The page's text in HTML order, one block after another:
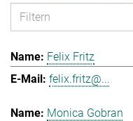
Felix Fritz
felix.fritz@...
Monica Gobran